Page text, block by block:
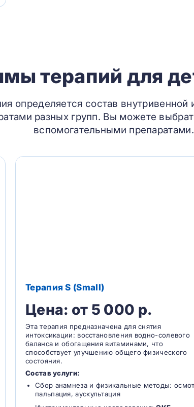
терапий для
определяется состав
разных групп. Вы можете
вспомогательными препаратами.
Терапия S (Small)
Цена: от 5 000 р.
Эта терапия предназначена для снятия
интоксикации: восстановления водно-солевого
баланса и обогащения витаминами, что
способствует улучшению общего физического
состояния.
Состав услуги:
Сбор анамнеза и физикальные методы:
пальпация, аускультация